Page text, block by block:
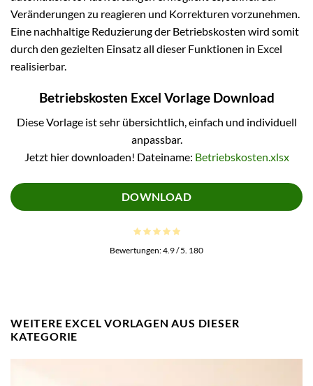
Veränderungen zu reagieren und Korrekturen vorzunehmen.
Eine nachhaltige Reduzierung der Betriebskosten wird somit
durch den gezielten Einsatz all dieser Funktionen in Excel
realisierbar.
Betriebskosten Excel Vorlage Download
Diese Vorlage ist sehr übersichtlich, einfach und individuell
anpassbar.
Jetzt hier downloaden! Dateiname: Betriebskosten.xlsx
DOWNLOAD
Bewertungen:4.9/ 5. 180
WEITERE EXCEL VORLAGEN AUS DIESER
KATEGORIE